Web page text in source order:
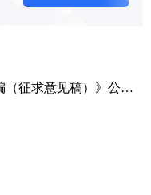
关于《丹巴县国有资产监管制度汇编（征求意见稿）》公开征求意见的公告